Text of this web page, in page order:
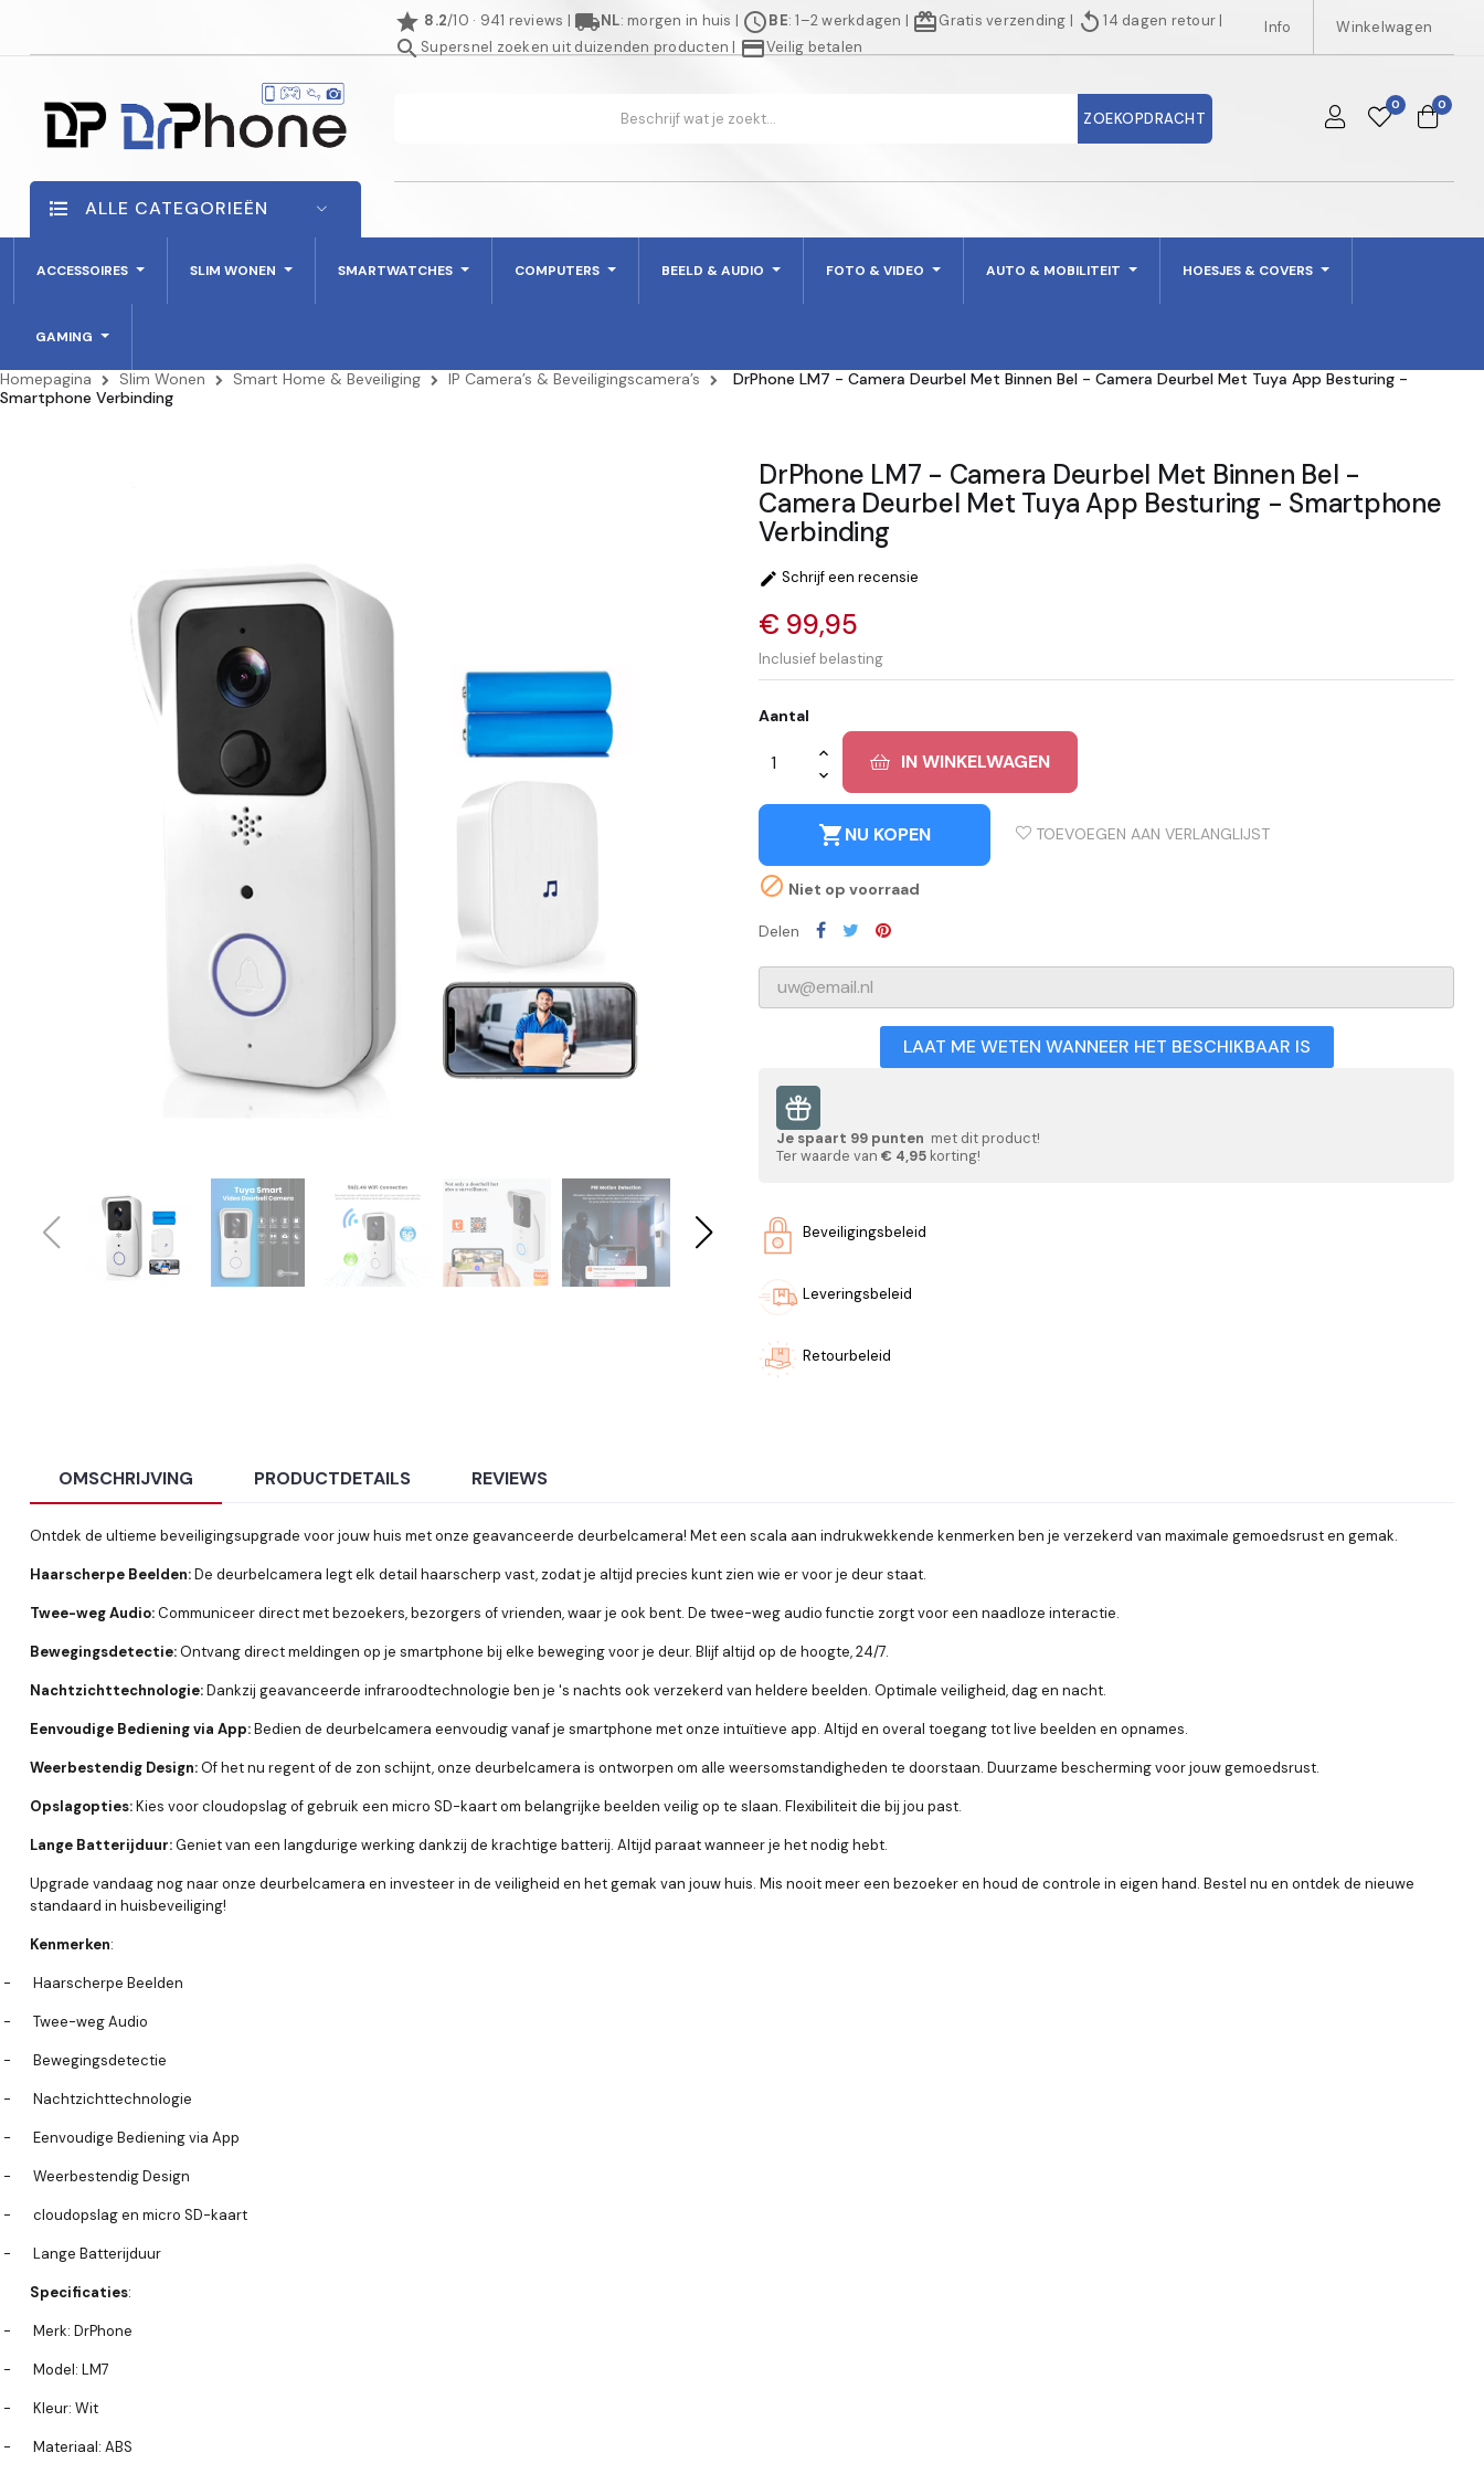
star 8.2/10 · 941 reviews | local_shippingNL: morgen in huis | scheduleBE: 1–2 werkdagen | redeemGratis verzending | replay14 dagen retour |
searchSupersnel zoeken uit duizenden producten | credit_cardVeilig betalen
Info Winkelwagen
ZOEKOPDRACHT
0 0
ALLE CATEGORIEËN
ACCESSOIRES SLIM WONEN SMARTWATCHES COMPUTERS BEELD & AUDIO FOTO & VIDEO AUTO & MOBILITEIT HOESJES & COVERS
GAMING
Homepagina Slim Wonen Smart Home & Beveiliging IP Camera’s & Beveiligingscamera’s
DrPhone LM7 - Camera Deurbel Met Binnen Bel - Camera Deurbel Met Tuya App Besturing -
Smartphone Verbinding
DrPhone LM7 - Camera Deurbel Met Binnen Bel -
Camera Deurbel Met Tuya App Besturing - Smartphone
Verbinding
 Schrijf een recensie
€ 99,95
Inclusief belasting
Aantal
IN WINKELWAGEN
shopping_cartNU KOPEN TOEVOEGEN AAN VERLANGLIJST
 Niet op voorraad
Delen
LAAT ME WETEN WANNEER HET BESCHIKBAAR IS
Je spaart 99 punten met dit product!
Ter waarde van € 4,95 korting!
Beveiligingsbeleid
Leveringsbeleid
Retourbeleid
OMSCHRIJVING PRODUCTDETAILS REVIEWS
Ontdek de ultieme beveiligingsupgrade voor jouw huis met onze geavanceerde deurbelcamera! Met een scala aan indrukwekkende kenmerken ben je verzekerd van maximale gemoedsrust en gemak.
Haarscherpe Beelden:De deurbelcamera legt elk detail haarscherp vast, zodat je altijd precies kunt zien wie er voor je deur staat.
Twee-weg Audio:Communiceer direct met bezoekers, bezorgers of vrienden, waar je ook bent. De twee-weg audio functie zorgt voor een naadloze interactie.
Bewegingsdetectie:Ontvang direct meldingen op je smartphone bij elke beweging voor je deur. Blijf altijd op de hoogte, 24/7.
Nachtzichttechnologie:Dankzij geavanceerde infraroodtechnologie ben je 's nachts ook verzekerd van heldere beelden. Optimale veiligheid, dag en nacht.
Eenvoudige Bediening via App:Bedien de deurbelcamera eenvoudig vanaf je smartphone met onze intuïtieve app. Altijd en overal toegang tot live beelden en opnames.
Weerbestendig Design:Of het nu regent of de zon schijnt, onze deurbelcamera is ontworpen om alle weersomstandigheden te doorstaan. Duurzame bescherming voor jouw gemoedsrust.
Opslagopties:Kies voor cloudopslag of gebruik een micro SD-kaart om belangrijke beelden veilig op te slaan. Flexibiliteit die bij jou past.
Lange Batterijduur:Geniet van een langdurige werking dankzij de krachtige batterij. Altijd paraat wanneer je het nodig hebt.
Upgrade vandaag nog naar onze deurbelcamera en investeer in de veiligheid en het gemak van jouw huis. Mis nooit meer een bezoeker en houd de controle in eigen hand. Bestel nu en ontdek de nieuwe
standaard in huisbeveiliging!
Kenmerken:
- Haarscherpe Beelden
- Twee-weg Audio
- Bewegingsdetectie
- Nachtzichttechnologie
- Eenvoudige Bediening via App
- Weerbestendig Design
- cloudopslag en micro SD-kaart
- Lange Batterijduur
Specificaties:
- Merk: DrPhone
- Model: LM7
- Kleur: Wit
- Materiaal: ABS